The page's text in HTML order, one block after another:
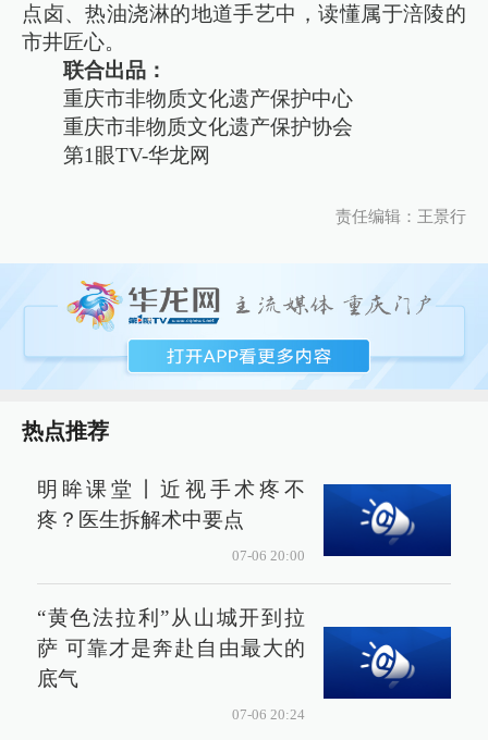
点卤、热油浇淋的地道手艺中，读懂属于涪陵的
市井匠心。
联合出品：
重庆市非物质文化遗产保护中心
重庆市非物质文化遗产保护协会
第1眼TV-华龙网
责任编辑：王景行
热点推荐
明眸课堂丨近视手术疼不
疼？医生拆解术中要点
07-06 20:00
“黄色法拉利”从山城开到拉
萨 可靠才是奔赴自由最大的
底气
07-06 20:24